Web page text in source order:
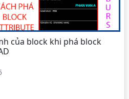
của block khi phá block